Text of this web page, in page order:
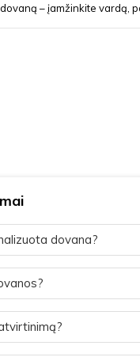
– įamžinkite vardą,
dovana?